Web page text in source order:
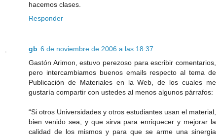
hacemos clases.
Responder
gb 6 de noviembre de 2006 a las 18:37
Gastón Arimon, estuvo perezoso para escribir comentarios,
pero intercambiamos buenos emails respecto al tema de
Publicación de Materiales en la Web, de los cuales me
gustaría compartir con ustedes al menos algunos párrafos:
“Si otros Universidades y otros estudiantes usan el material,
bien venido sea; y que sirva para enriquecer y mejorar la
calidad de los mismos y para que se arme una sinergia